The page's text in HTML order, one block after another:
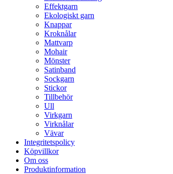
Effektgarn
Ekologiskt garn
Knappar
Kroknålar
Mattvarp
Mohair
Mönster
Satinband
Sockgarn
Stickor
Tillbehör
Ull
Virkgarn
Virknålar
Vävar
Integritetspolicy
Köpvillkor
Om oss
Produktinformation